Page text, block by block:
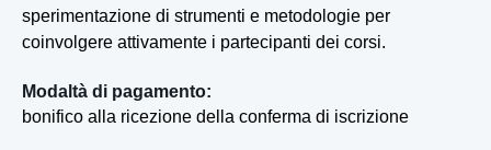
sperimentazione di strumenti e metodologie per
coinvolgere attivamente i partecipanti dei corsi.
Modaltà di pagamento:
bonifico alla ricezione della conferma di iscrizione